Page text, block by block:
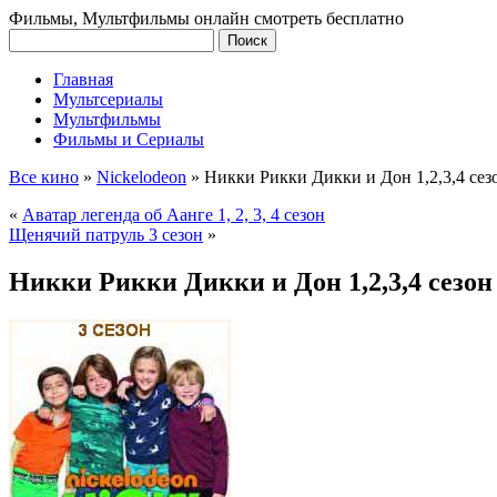
Фильмы, Мультфильмы онлайн смотреть бесплатно
Главная
Мультсериалы
Мультфильмы
Фильмы и Сериалы
Все кино » Nickelodeon » Никки Рикки Дикки и Дон 1,2,3,4
« Аватар легенда об Аанге 1, 2, 3, 4 сезон
Щенячий патруль 3 сезон »
Никки Рикки Дикки и Дон 1,2,3,4 сезон